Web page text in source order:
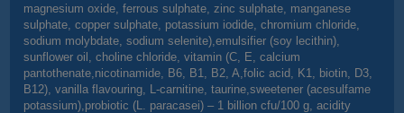
magnesium oxide, ferrous sulphate, zinc sulphate, manganese
sulphate, copper sulphate, potassium iodide, chromium chloride,
sodium molybdate, sodium selenite),emulsifier (soy lecithin),
sunflower oil, choline chloride, vitamin (C, E, calcium
pantothenate,nicotinamide, B6, B1, B2, A,folic acid, K1, biotin, D3,
B12), vanilla flavouring, L-carnitine, taurine,sweetener (acesulfame
potassium),probiotic (L. paracasei) – 1 billion cfu/100 g, acidity